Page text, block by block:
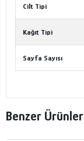
Cilt Tipi
Kağıt Tipi
Sayfa Sayısı
Benzer Ürünler